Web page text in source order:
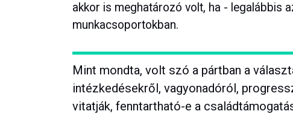
akkor is meghatározó volt, ha - legalábbis
munkacsoportokban.
Mint mondta, volt szó a pártban a
intézkedésekről, vagyonadóról,
vitatják, fenntartható-e a